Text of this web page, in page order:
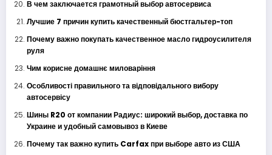
В чем заключается грамотный выбор автосервиса
Лучшие 7 причин купить качественный бюстгальтер-топ
Почему важно покупать качественное масло гидроусилителя
руля
Чим корисне домашнє миловаріння
Особливості правильного та відповідального вибору
автосервісу
Шины R20 от компании Радиус: широкий выбор, доставка по
Украине и удобный самовывоз в Киеве
Почему так важно купить Carfax при выборе авто из США